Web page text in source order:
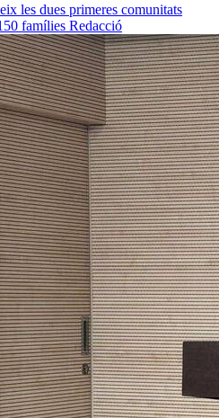
les dues primeres comunitats
famílies Redacció